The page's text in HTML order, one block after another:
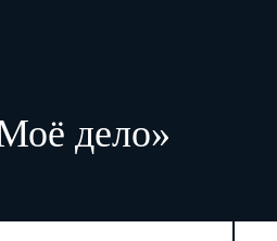
дело»